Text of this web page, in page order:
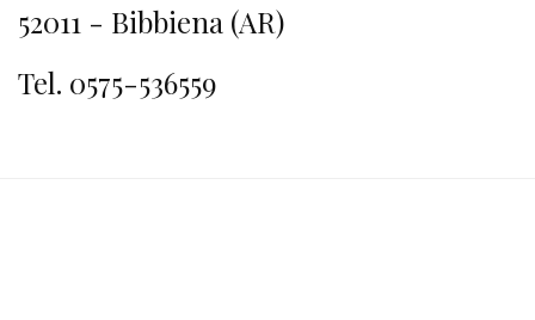
52011 - Bibbiena (AR)
Tel. 0575-536559